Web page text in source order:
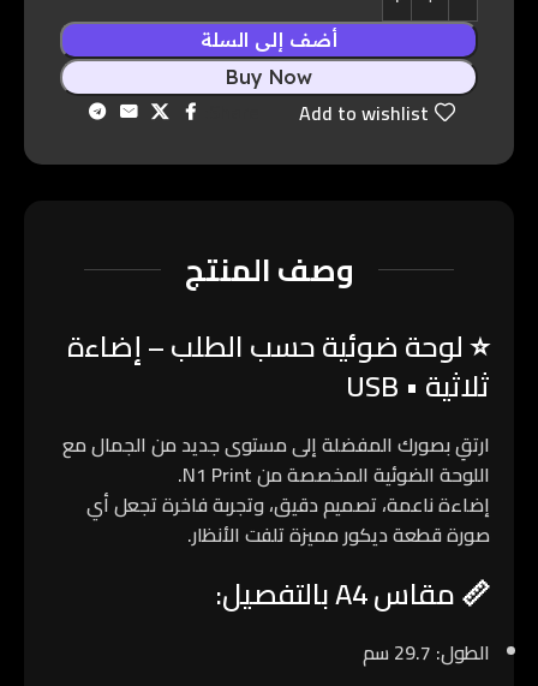
أضف إلى السلة
Buy Now
Add to wishlist
وصف المنتج
⭐لوحة ضوئية حسب الطلب – إضاءة
ثلاثية • USB
ارتقِ بصورك المفضلة إلى مستوى جديد من الجمال مع
اللوحة الضوئية المخصصة منN1 Print
.
إضاءة ناعمة، تصميم دقيق، وتجربة فاخرة تجعل أي
صورة قطعة ديكور مميزة تلفت الأنظار.
📏مقاس A4 بالتفصيل:
الطول: